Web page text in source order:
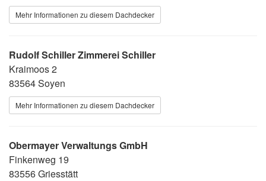
Mehr Informationen zu diesem Dachdecker
Rudolf Schiller Zimmerei Schiller
Kraimoos 2
83564 Soyen
Mehr Informationen zu diesem Dachdecker
Obermayer Verwaltungs GmbH
Finkenweg 19
83556 Griesstätt